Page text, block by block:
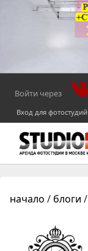
Войти через
Вход для фотостудий
начало / блоги /